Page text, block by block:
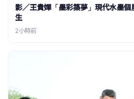
影／王貴嬋「墨彩築夢」現代水墨
生
2小時前